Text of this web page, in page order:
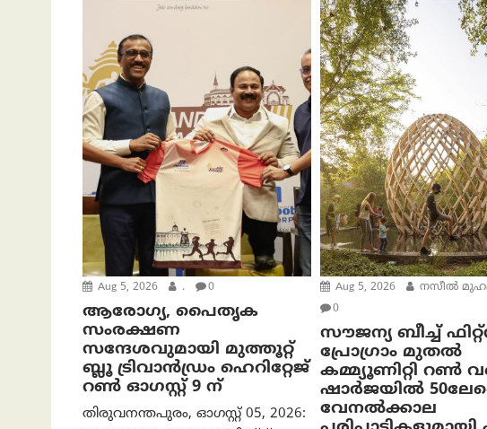
Aug 5, 2026 . 0
ആരോഗ്യ, പൈതൃക
സംരക്ഷണ
സന്ദേശവുമായി മുത്തൂറ്റ്
ബ്ലൂ ട്രിവാൻഡ്രം ഹെറിറ്റേജ്
റൺ ഓഗസ്റ്റ് 9 ന്
തിരുവനന്തപുരം, ഓഗസ്റ്റ് 05, 2026:
Aug 5, 2026
നസീല്‍
0
സൗജന്യ ബീച്ച്
പ്രോ​ഗ്രാം മുതൽ
കമ്മ്യൂണിറ്റി റൺ
ഷാർജയിൽ
വേനൽക്കാല